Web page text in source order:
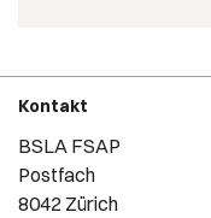
Kontakt
BSLA FSAP
Postfach
8042 Zürich